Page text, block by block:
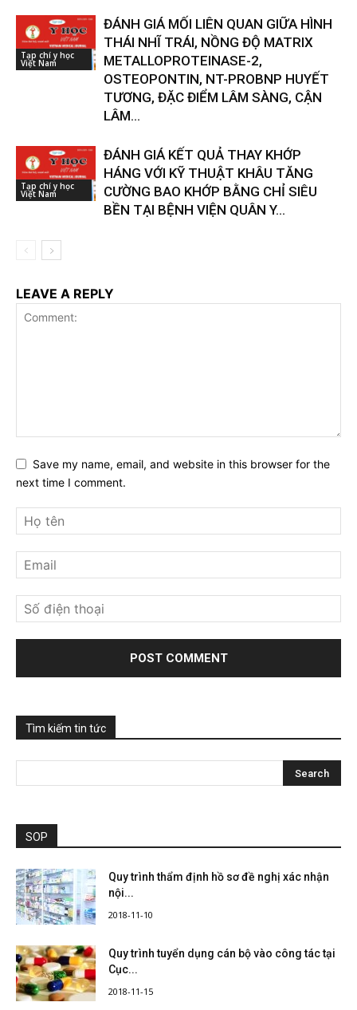
Tạp chí y học
Việt Nam
ĐÁNH GIÁ MỐI LIÊN QUAN GIỮA HÌNH
THÁI NHĨ TRÁI, NỒNG ĐỘ MATRIX
METALLOPROTEINASE-2,
OSTEOPONTIN, NT-PROBNP HUYẾT
TƯƠNG, ĐẶC ĐIỂM LÂM SÀNG, CẬN
LÂM...
Tạp chí y học
Việt Nam
ĐÁNH GIÁ KẾT QUẢ THAY KHỚP
HÁNG VỚI KỸ THUẬT KHÂU TĂNG
CƯỜNG BAO KHỚP BẰNG CHỈ SIÊU
BỀN TẠI BỆNH VIỆN QUÂN Y...
LEAVE A REPLY
Save my name, email, and website in this browser for the
next time I comment.
Tìm kiếm tin tức
SOP
Quy trình thẩm định hồ sơ đề nghị xác nhận
nội...
2018-11-10
Quy trình tuyển dụng cán bộ vào công tác tại
Cục...
2018-11-15